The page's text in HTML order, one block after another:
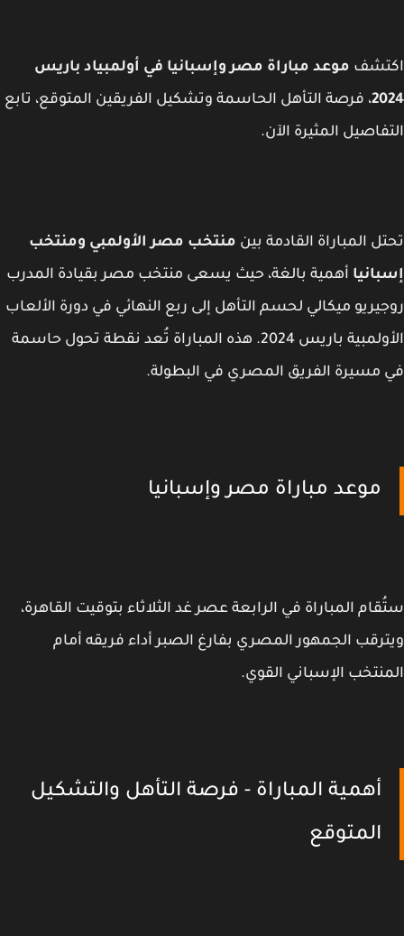
موعد مباراة مصر وإسبانيا في أولمبياد باريس
، فرصة التأهل الحاسمة وتشكيل الفريقين المتوقع، تابع
المثيرة الآن.
المباراة القادمة بينمنتخب مصر الأولمبي ومنتخب
أهمية بالغة، حيث يسعى منتخب مصر بقيادة المدرب
ميكالي لحسم التأهل إلى ربع النهائي في دورة الألعاب
الأولمبية باريس 2024. هذه المباراة تُعد نقطة تحول حاسمة
مسيرة الفريق المصري في البطولة.
موعد مباراة مصر وإسبانيا
المباراة في الرابعة عصر غد الثلاثاء بتوقيت القاهرة،
الجمهور المصري بفارغ الصبر أداء فريقه أمام
الإسباني القوي.
أهمية المباراة - فرصة التأهل والتشكيل
المتوقع